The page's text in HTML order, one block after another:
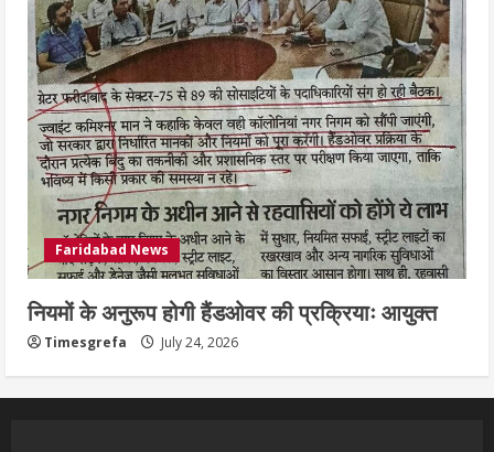
Faridabad News
नियमों के अनुरूप होगी हैंडओवर की प्रक्रियाः आयुक्त
Timesgrefa July 24, 2026